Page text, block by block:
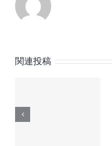
関連投稿 第23回 大